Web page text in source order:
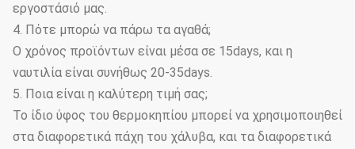
εργοστάσιό μας.
4. Πότε μπορώ να πάρω τα αγαθά;
Ο χρόνος προϊόντων είναι μέσα σε 15days, και η
ναυτιλία είναι συνήθως 20-35days.
5. Ποια είναι η καλύτερη τιμή σας;
Το ίδιο ύφος του θερμοκηπίου μπορεί να χρησιμοποιηθεί
στα διαφορετικά πάχη του χάλυβα, και τα διαφορετικά